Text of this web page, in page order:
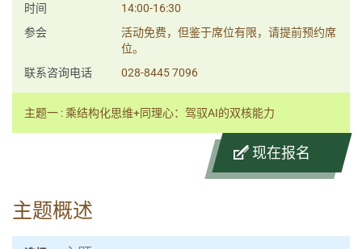
时间
14:00-16:30
参会
活动免费，但鉴于席位有限，请提前预约席
位。
联系咨询电话
028-8445 7096
主题一 : 乘结构化思维+同理心：驾驭AI的双核能力
现在报名
主题概述